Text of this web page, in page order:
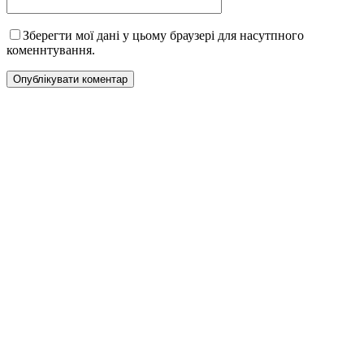
Зберегти мої дані у цьому браузері для насутпного
коменнтування.